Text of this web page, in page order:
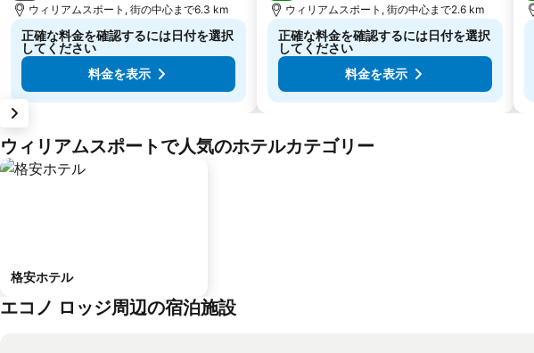
ウィリアムスポート, 街の中心まで6.3 km
正確な料金を確認するには日付を選択
してください
料金を表示
ウィリアムスポート, 街の中心まで2.6 km
正確な料金を確認するには日付を選択
してください
料金を表示
ウィリアムスポートで人気のホテルカテゴリー
格安ホテル
エコノ ロッジ周辺の宿泊施設